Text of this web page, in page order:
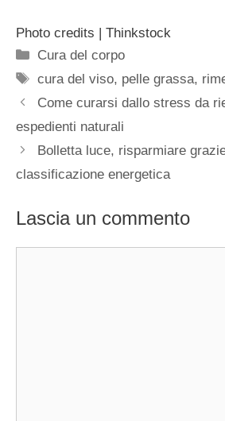
Photo credits | Thinkstock
Categorie
Cura del corpo
Tag
cura del viso, pelle grassa,
Come curarsi dallo stress da
espedienti naturali
Bolletta luce, risparmiare
classificazione energetica
Lascia un commento